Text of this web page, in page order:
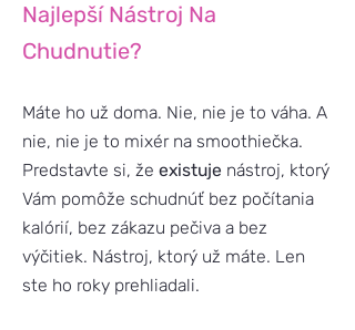
Najlepší Nástroj Na
Chudnutie?
Máte ho už doma. Nie, nie je to váha. A
nie, nie je to mixér na smoothiečka.
Predstavte si, že existuje nástroj, ktorý
Vám pomôže schudnúť bez počítania
kalórií, bez zákazu pečiva a bez
výčitiek. Nástroj, ktorý už máte. Len
ste ho roky prehliadali.